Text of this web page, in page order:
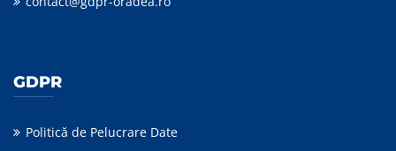
GDPR
Politică de Pelucrare Date